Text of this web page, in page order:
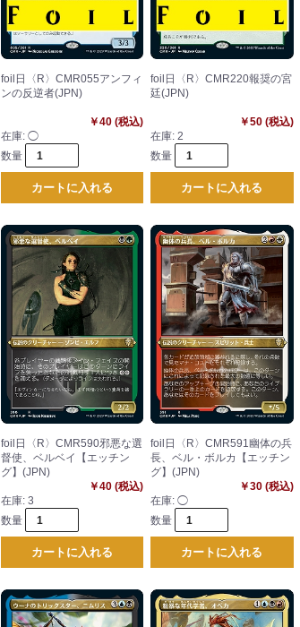
foil日〈R〉CMR055アンフィ
ンの反逆者(JPN)
￥40 (税込)
在庫: ◯
数量
カートに入れる
foil日〈R〉CMR220報奨の宮
廷(JPN)
￥50 (税込)
在庫:2
数量
カートに入れる
foil日〈R〉CMR590邪悪な選
督使、ベルベイ【エッチン
グ】(JPN)
￥40 (税込)
在庫: 3
数量
カートに入れる
foil日〈R〉CMR591幽体の兵
長、ベル・ボルカ【エッチン
グ】(JPN)
￥30 (税込)
在庫:◯
数量
カートに入れる